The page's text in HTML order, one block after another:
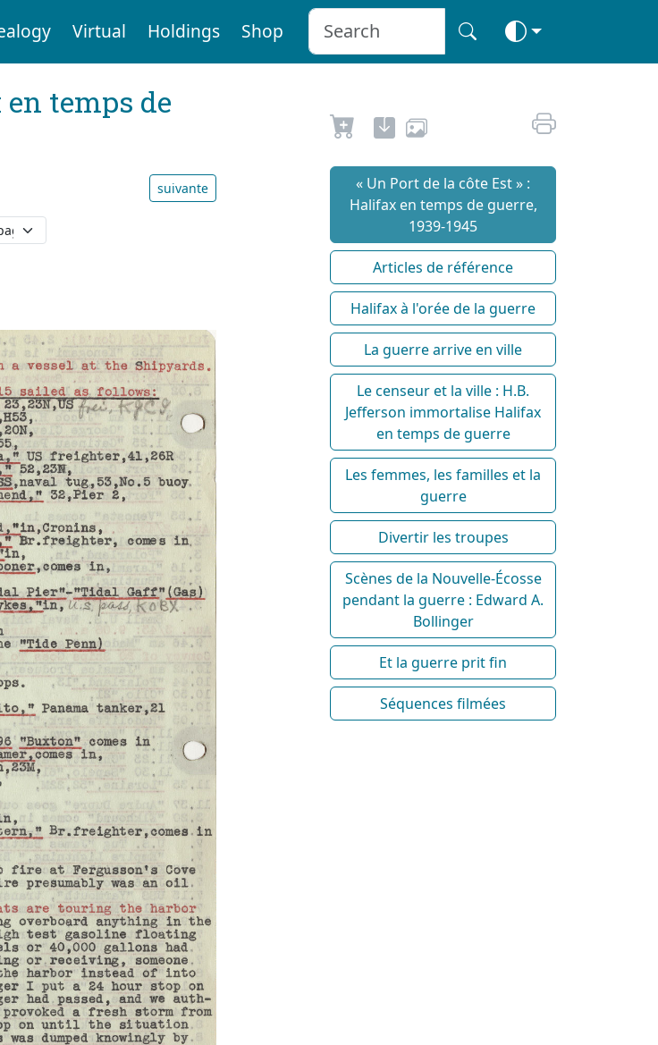
Virtual Holdings Shop
en temps de
suivante
« Un Port de la côte Est » :
Halifax en temps de guerre,
1939-1945
Articles de référence
Halifax à l'orée de la guerre
La guerre arrive en ville
Le censeur et la ville : H.B.
Jefferson immortalise Halifax
en temps de guerre
Les femmes, les familles et la
guerre
Divertir les troupes
Scènes de la Nouvelle-Écosse
pendant la guerre : Edward A.
Bollinger
Et la guerre prit fin
Séquences filmées